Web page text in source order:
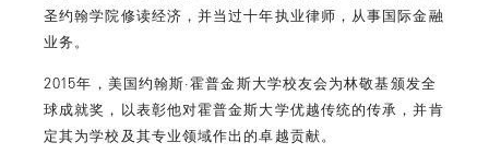
圣约翰学院修读经济，并当过十年执业律师，从事国际金融
业务。
2015年，美国约翰斯·霍普金斯大学校友会为林敬基颁发全
球成就奖，以表彰他对霍普金斯大学优越传统的传承，并肯
定其为学校及其专业领域作出的卓越贡献。